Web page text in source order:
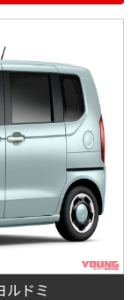
ルドミ